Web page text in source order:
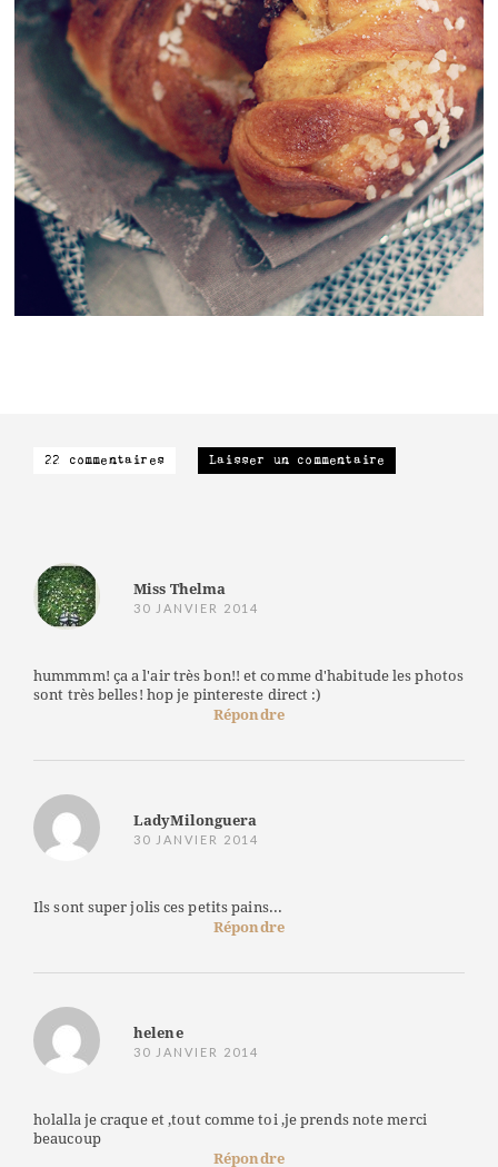
22 commentaires Laisser un commentaire
Miss Thelma
30 JANVIER 2014
hummmm! ça a l'air très bon!! et comme d'habitude les photos
sont très belles! hop je pintereste direct :)
Répondre
LadyMilonguera
30 JANVIER 2014
Ils sont super jolis ces petits pains...
Répondre
helene
30 JANVIER 2014
holalla je craque et ,tout comme toi ,je prends note merci
beaucoup
Répondre